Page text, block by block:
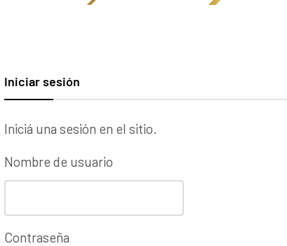
Iniciar sesión
Iniciá una sesión en el sitio.
Nombre de usuario
Contraseña